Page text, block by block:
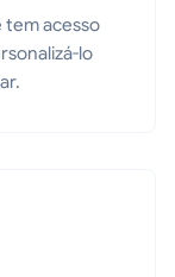
tem acesso
lo